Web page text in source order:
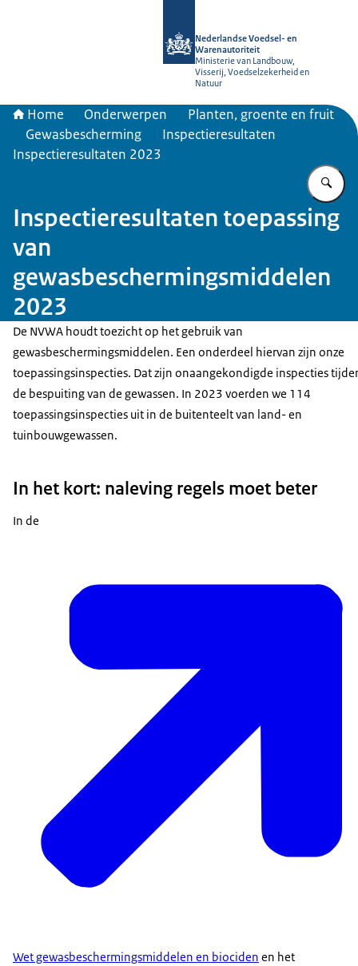
Nederlandse Voedsel- en
Warenautoriteit
Ministerie van Landbouw,
Visserij, Voedselzekerheid en
Natuur
Home Onderwerpen
Planten, groente en fruit
Gewasbescherming
Inspectieresultaten
Inspectieresultaten 2023
Inspectieresultaten toepassing
van
gewasbeschermingsmiddelen
2023
De NVWA houdt toezicht op het gebruik van
gewasbeschermingsmiddelen. Een onderdeel hiervan zijn onze
toepassingsinspecties. Dat zijn onaangekondigde inspecties
de bespuiting van de gewassen. In 2023 voerden we 114
toepassingsinspecties uit in de buitenteelt van land- en
tuinbouwgewassen.
In het kort: naleving regels moet beter
In de
Wet gewasbeschermingsmiddelen en biociden en het